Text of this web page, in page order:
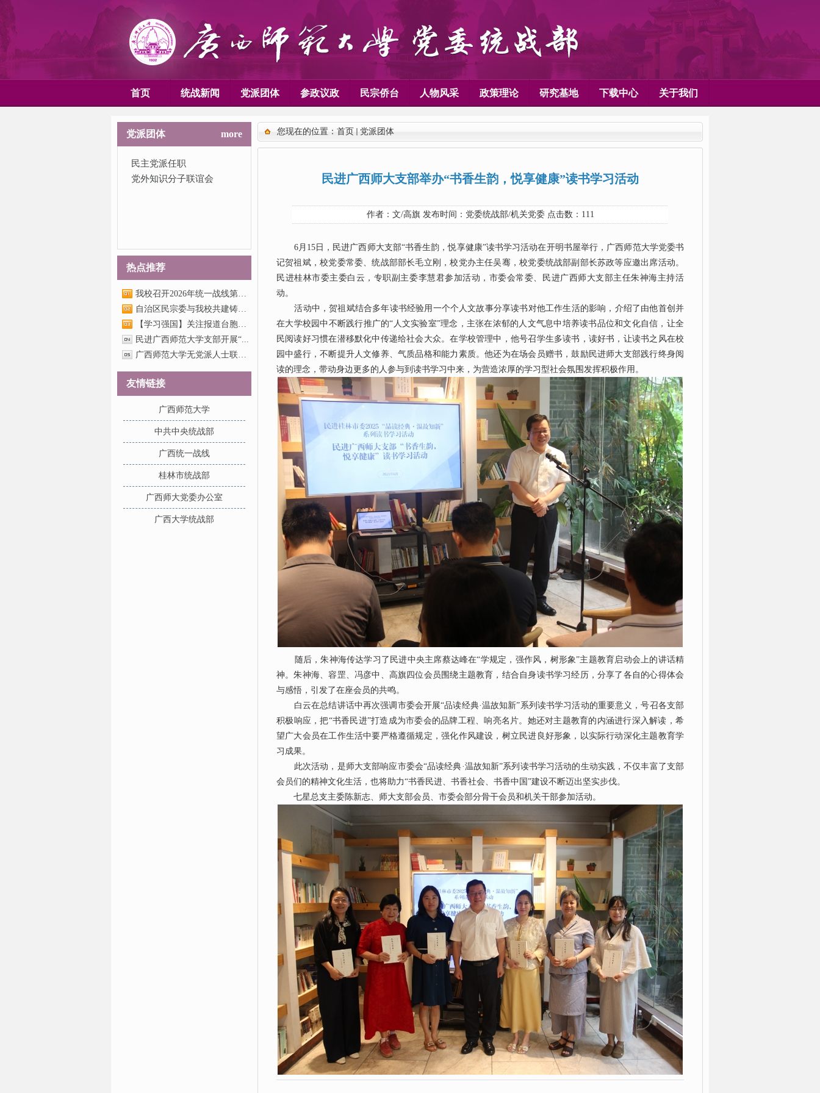
首页 统战新闻 党派团体 参政议政 民宗侨台 人物风采 政策理论 研究基地 下载中心 关于我们
您现在的位置： 首页 党派团体
民进广西师大支部举办“书香生韵，悦享健康”读书学习活动
作者：文/高旗 发布时间：党委统战部/机关党委 点击数： 111
6月15日，民进广西师大支部“书香生韵，悦享健康”读书学习活动在开明书屋举行，广西师范大学党委书
记贺祖斌，校党委常委、统战部部长毛立刚，校党办主任吴骞，校党委统战部副部长苏政等应邀出席活动。
民进桂林市委主委白云，专职副主委李慧君参加活动，市委会常委、民进广西师大支部主任朱神海主持活
动。
活动中，贺祖斌结合多年读书经验用一个个人文故事分享读书对他工作生活的影响，介绍了由他首创并
在大学校园中不断践行推广的“人文实验室”理念，主张在浓郁的人文气息中培养读书品位和文化自信，让全
民阅读好习惯在潜移默化中传递给社会大众。在学校管理中，他号召学生多读书，读好书，让读书之风在校
园中盛行，不断提升人文修养、气质品格和能力素质。他还为在场会员赠书，鼓励民进师大支部践行终身阅
读的理念，带动身边更多的人参与到读书学习中来，为营造浓厚的学习型社会氛围发挥积极作用。
随后，朱神海传达学习了民进中央主席蔡达峰在“学规定，强作风，树形象”主题教育启动会上的讲话精
神。朱神海、容罡、冯彦中、高旗四位会员围绕主题教育，结合自身读书学习经历，分享了各自的心得体会
与感悟，引发了在座会员的共鸣。
白云在总结讲话中再次强调市委会开展“品读经典·温故知新”系列读书学习活动的重要意义，号召各支部
积极响应，把“书香民进”打造成为市委会的品牌工程、响亮名片。她还对主题教育的内涵进行深入解读，希
望广大会员在工作生活中要严格遵循规定，强化作风建设，树立民进良好形象，以实际行动深化主题教育学
习成果。
此次活动，是师大支部响应市委会“品读经典·温故知新”系列读书学习活动的生动实践，不仅丰富了支部
会员们的精神文化生活，也将助力“书香民进、书香社会、书香中国”建设不断迈出坚实步伐。
七星总支主委陈新志、师大支部会员、市委会部分骨干会员和机关干部参加活动。
党派团体 more
民主党派任职
党外知识分子联谊会
热点推荐
我校召开2026年统一战线第二...
自治区民宗委与我校共建铸牢...
【学习强国】关注报道台胞之...
民进广西师范大学支部开展“...
广西师范大学无党派人士联络...
友情链接
广西师范大学
中共中央统战部
广西统一战线
桂林市统战部
广西师大党委办公室
广西大学统战部